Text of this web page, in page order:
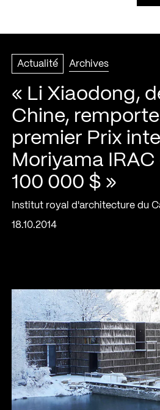
Actualité Archives
« Li Xiaodong,
Chine,
premier Prix
Moriyama IRAC
100 000 $ »
Institut royal d'architecture du
18.10.2014